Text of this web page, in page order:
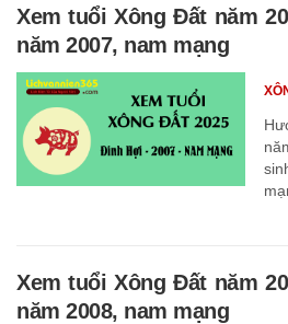
Xem tuổi Xông Đất năm
năm 2007, nam mạng
Xem tuổi Xông Đất năm
năm 2008, nam mạng